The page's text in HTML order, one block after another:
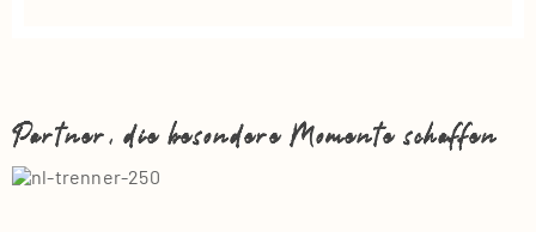
Partner, die besondere Momente schaffen